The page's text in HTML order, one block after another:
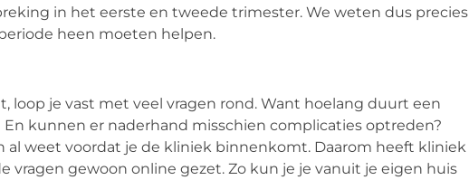
in het eerste en tweede trimester. We weten dus precies
heen moeten helpen.
loop je vast met veel vragen rond. Want hoelang duurt een
kunnen er naderhand misschien complicaties optreden?
al weet voordat je de kliniek binnenkomt. Daarom heeft kliniek
vragen gewoon online gezet. Zo kun je je vanuit je eigen huis